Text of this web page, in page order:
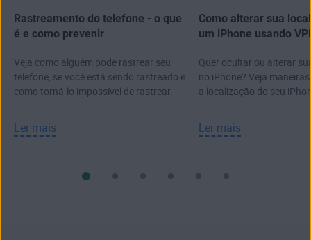
Rastreamento do telefone - o que
é e como prevenir
Veja como alguém pode rastrear seu
telefone, se você está sendo rastreado e
como torná-lo impossível de rastrear.
Ler mais
Como alterar sua
um iPhone usando
Quer ocultar ou alterar
no iPhone? Veja
a localização do seu
Ler mais